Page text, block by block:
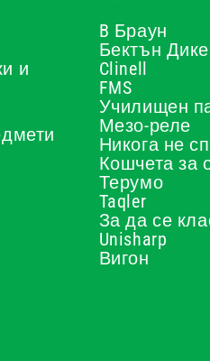
и
B Браун
Бектън
Clinell
FMS
Училищен
Мезо-реле
Никога не
Кошчета за
Терумо
Taqler
За да се
Unisharp
Вигон